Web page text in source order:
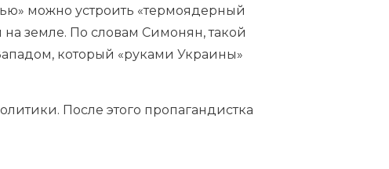
можно устроить «термоядерный
земле. По словам Симонян, такой
который «руками Украины»
После этого пропагандистка